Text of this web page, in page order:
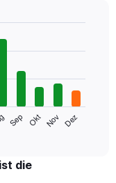
Sep Okt Nov Dez
die